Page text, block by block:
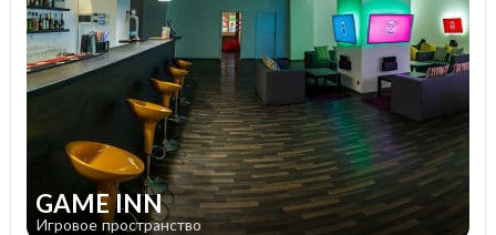
GAME INN
Игровое пространство